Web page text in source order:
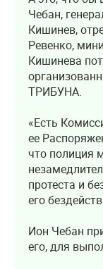
Чебан,
Кишинев,
Ревенко,
Кишинева
ТРИБУНА.
«Есть
ее
что полиция
протеста и
его
Ион Чебан
его, для